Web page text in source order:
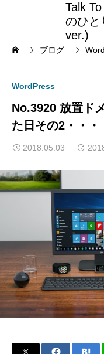
Talk
のひと
ver.)
ブログ
WordPress
No.3920 放置ド
た日その2・・・
2018.05.03